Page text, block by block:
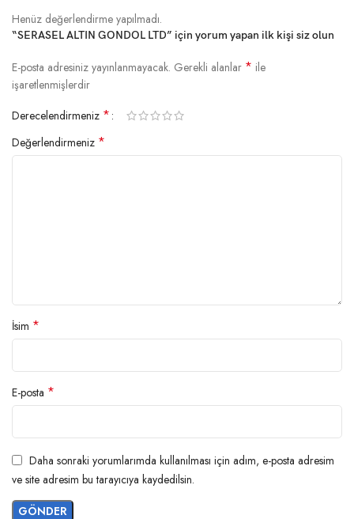
Henüz değerlendirme yapılmadı.
“SERASEL ALTIN GONDOL LTD” için yorum yapan ilk kişi siz olun
E-posta adresiniz yayınlanmayacak. Gerekli alanlar * ile
işaretlenmişlerdir
Derecelendirmeniz *
Değerlendirmeniz *
İsim *
E-posta *
Daha sonraki yorumlarımda kullanılması için adım, e-posta adresim
ve site adresim bu tarayıcıya kaydedilsin.